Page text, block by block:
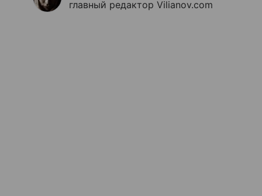
главный редактор Vilianov.com